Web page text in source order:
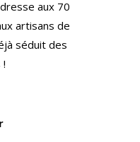
aux 70
artisans de
séduit des